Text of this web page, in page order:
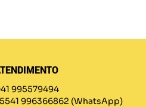
995579494
996366862 (WhatsApp)